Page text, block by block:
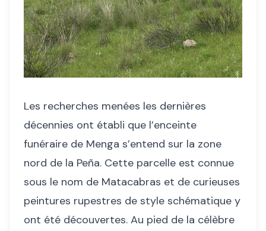
Les recherches menées les dernières
décennies ont établi que l’enceinte
funéraire de Menga s’entend sur la zone
nord de la Peña. Cette parcelle est connue
sous le nom de Matacabras et de curieuses
peintures rupestres de style schématique y
ont été découvertes. Au pied de la célèbre